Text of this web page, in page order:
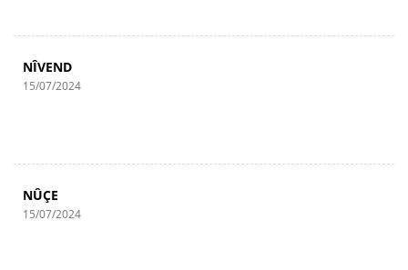
NÎVEND
15/07/2024
NÛÇE
15/07/2024